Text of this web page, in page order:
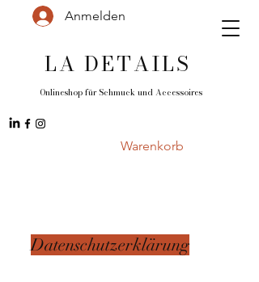
Warenkorb
LA DETAILS
Onlineshop für Schmuck und Accessoires
Anmelden
Datenschutzerklärung